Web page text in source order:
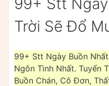
Trời Sẽ Đổ
99+ Stt Ngày Buồn
Ngôn Tình Nhất. Tuyển
Buồn Chán, Cô Đơn,